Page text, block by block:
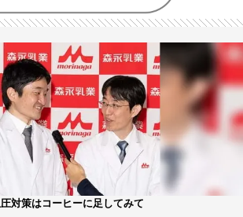
対策はコーヒーに足してみて